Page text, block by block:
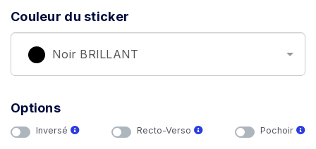
Couleur du sticker
Noir BRILLANT
Options
Inversé Recto-Verso Pochoir